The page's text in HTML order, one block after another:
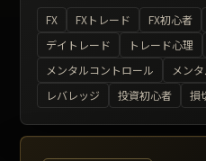
FX FXトレード FX初心者
デイトレード
トレード心理
メンタルコントロール
メン
レバレッジ
投資初心者 損